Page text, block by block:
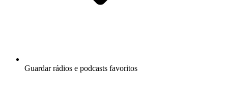
Guardar rádios e podcasts favoritos